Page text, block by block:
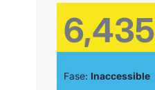
6,435
Fase: Inaccessible